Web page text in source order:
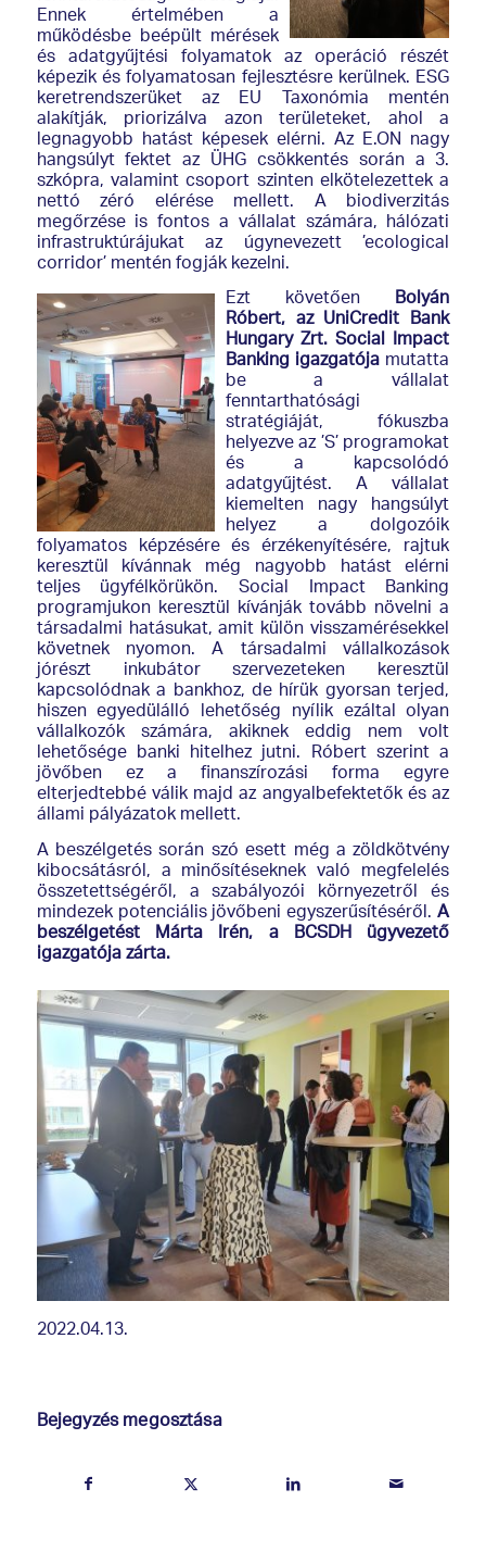
Ennek értelmében a
működésbe beépült mérések
és adatgyűjtési folyamatok az operáció részét
képezik és folyamatosan fejlesztésre kerülnek. ESG
keretrendszerüket az EU Taxonómia mentén
alakítják, priorizálva azon területeket, ahol a
legnagyobb hatást képesek elérni. Az E.ON nagy
hangsúlyt fektet az ÜHG csökkentés során a 3.
szkópra, valamint csoport szinten elkötelezettek a
nettó zéró elérése mellett. A biodiverzitás
megőrzése is fontos a vállalat számára, hálózati
infrastruktúrájukat az úgynevezett ’ecological
corridor’ mentén fogják kezelni.
Ezt követőenBolyán
Róbert, az UniCredit Bank
Hungary Zrt. Social Impact
Banking igazgatójamutatta
be a vállalat
fenntarthatósági
stratégiáját, fókuszba
helyezve az ’S’ programokat
és a kapcsolódó
adatgyűjtést. A vállalat
kiemelten nagy hangsúlyt
helyez a dolgozóik
folyamatos képzésére és érzékenyítésére, rajtuk
keresztül kívánnak még nagyobb hatást elérni
teljes ügyfélkörükön. Social Impact Banking
programjukon keresztül kívánják tovább növelni a
társadalmi hatásukat, amit külön visszamérésekkel
követnek nyomon. A társadalmi vállalkozások
jórészt inkubátor szervezeteken keresztül
kapcsolódnak a bankhoz, de hírük gyorsan terjed,
hiszen egyedülálló lehetőség nyílik ezáltal olyan
vállalkozók számára, akiknek eddig nem volt
lehetősége banki hitelhez jutni. Róbert szerint a
jövőben ez a finanszírozási forma egyre
elterjedtebbé válik majd az angyalbefektetők és az
állami pályázatok mellett.
A beszélgetés során szó esett még a zöldkötvény
kibocsátásról, a minősítéseknek való megfelelés
összetettségéről, a szabályozói környezetről és
mindezek potenciális jövőbeni egyszerűsítéséről.A
beszélgetést Márta Irén, a BCSDH ügyvezető
igazgatója zárta.
2022.04.13.
Bejegyzés megosztása